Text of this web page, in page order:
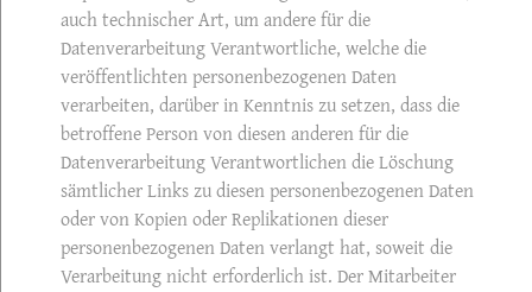
auch technischer Art, um andere für die
Datenverarbeitung Verantwortliche, welche die
veröffentlichten personenbezogenen Daten
verarbeiten, darüber in Kenntnis zu setzen, dass die
betroffene Person von diesen anderen für die
Datenverarbeitung Verantwortlichen die Löschung
sämtlicher Links zu diesen personenbezogenen Daten
oder von Kopien oder Replikationen dieser
personenbezogenen Daten verlangt hat, soweit die
Verarbeitung nicht erforderlich ist. Der Mitarbeiter